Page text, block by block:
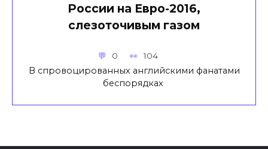
России на Евро-2016,
слезоточивым газом
0 104
В спровоцированных английскими фанатами
беспорядках